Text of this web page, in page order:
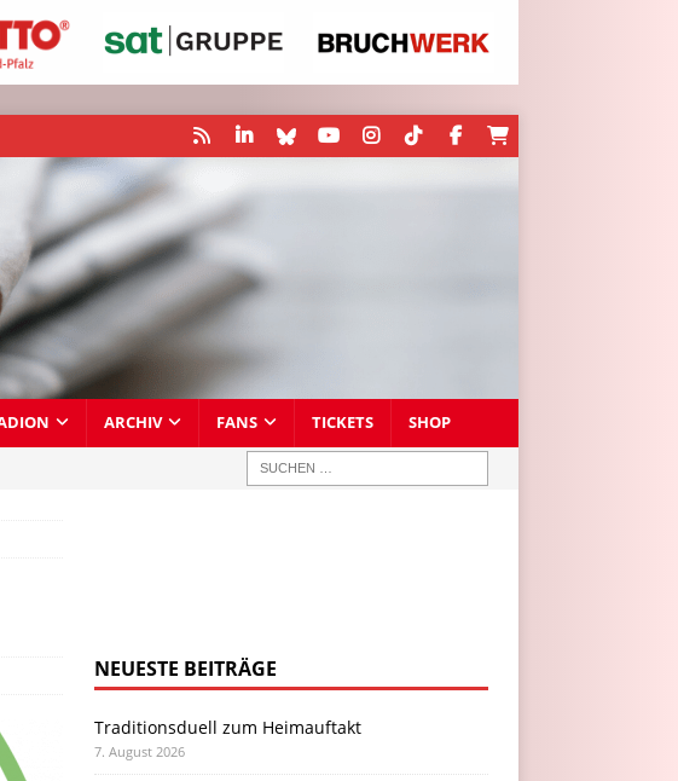
ARCHIV FANS TICKETS SHOP
NEUESTE BEITRÄGE
Traditionsduell zum Heimauftakt
7. August 2026